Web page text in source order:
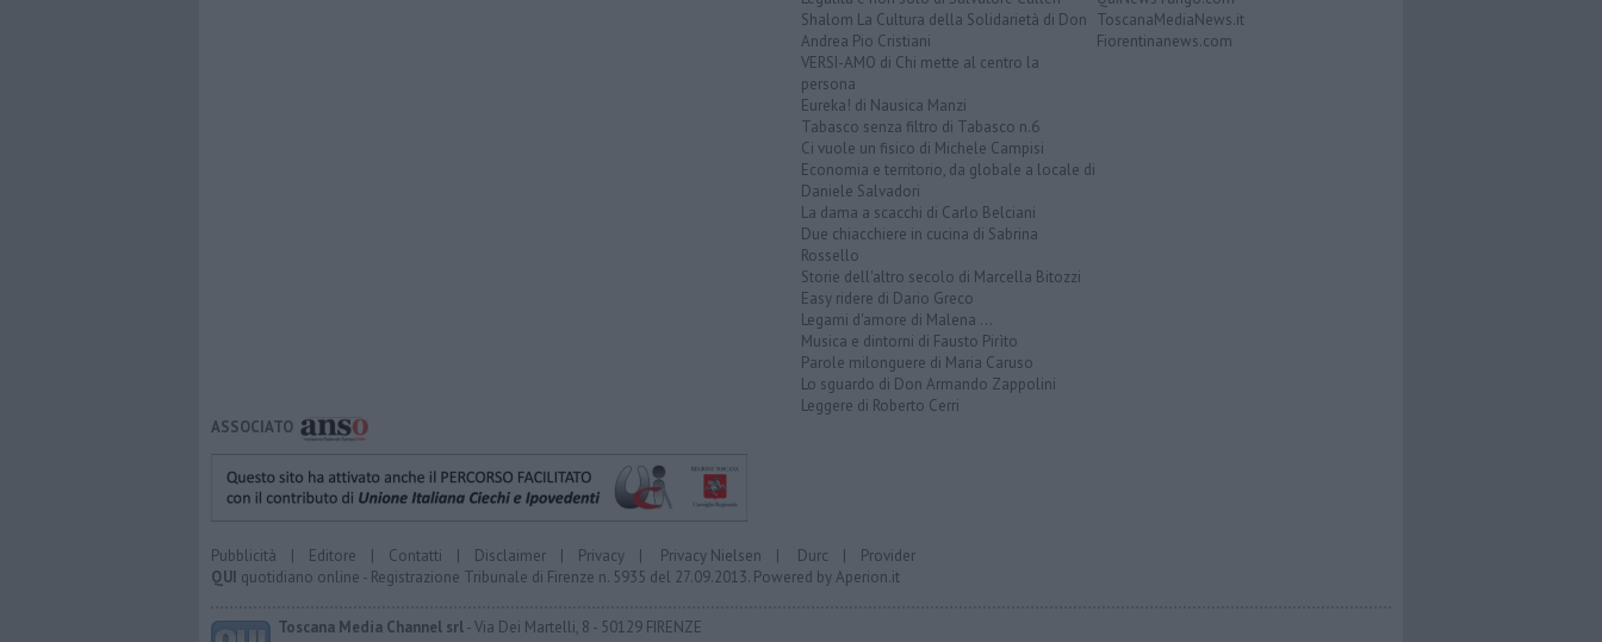
Shalom La Cultura della Solidarietà di Don
Andrea Pio Cristiani
VERSI-AMO di Chi mette al centro la
persona
Eureka! di Nausica Manzi
Tabasco senza filtro di Tabasco n.6
Ci vuole un fisico di Michele Campisi
Economia e territorio, da globale a locale di
Daniele Salvadori
La dama a scacchi di Carlo Belciani
Due chiacchiere in cucina di Sabrina
Rossello
Storie dell'altro secolo di Marcella Bitozzi
Easy ridere di Dario Greco
Legami d'amore di Malena ...
Musica e dintorni di Fausto Pirìto
Parole milonguere di Maria Caruso
Lo sguardo di Don Armando Zappolini
Leggere di Roberto Cerri
ToscanaMediaNews.it
Fiorentinanews.com
ASSOCIATO
Pubblicità | Editore | Contatti | Disclaimer | Privacy | Privacy Nielsen | Durc | Provider
QUI quotidiano online - Registrazione Tribunale di Firenze n. 5935 del 27.09.2013. Powered byAperion.it
Toscana Media Channel srl- Via Dei Martelli, 8 - 50129 FIRENZE